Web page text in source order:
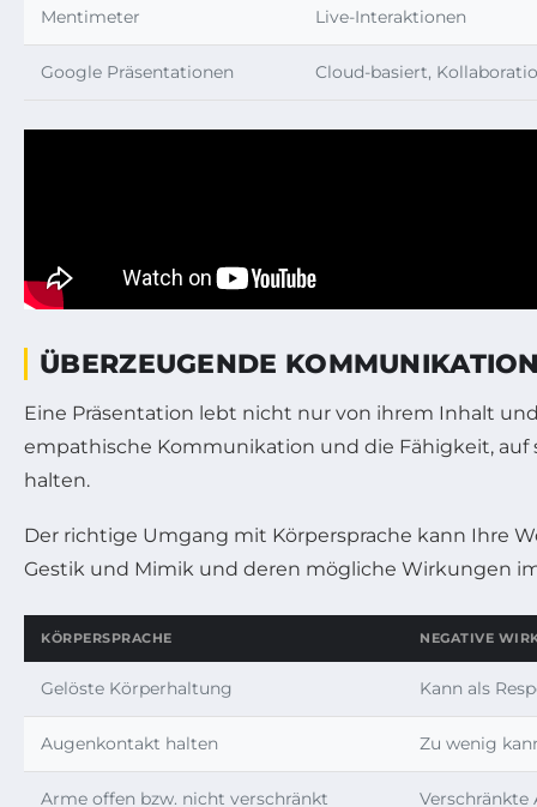
Mentimeter Live-Interaktionen
Google Präsentationen Cloud-basiert,
ÜBERZEUGENDE
Eine Präsentation lebt nicht nur von ihrem Inhalt
empathische Kommunikation und die Fähigkeit, auf
halten.
Der richtige Umgang mit Körpersprache kann Ihre
Gestik und Mimik und deren mögliche Wirkungen
KÖRPERSPRACHE NEGATIVE
Gelöste Körperhaltung Kann als
Augenkontakt halten Zu wenig
Arme offen bzw. nicht verschränkt